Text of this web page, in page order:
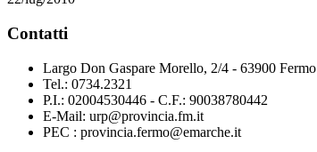
Contatti
Largo Don Gaspare Morello, 2/4 - 63900 Fermo
Tel.: 0734.2321
P.I.: 02004530446 - C.F.: 90038780442
E-Mail: urp@provincia.fm.it
PEC : provincia.fermo@emarche.it